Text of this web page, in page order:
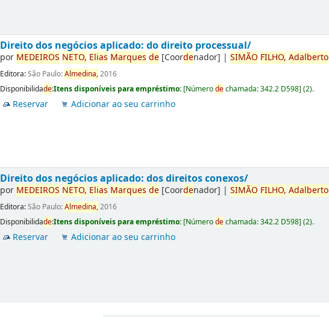
Direito dos negócios aplicado: do direito processual/
por MEDEIROS NETO, Elias Marques de [Coordenador] |SIMÃO FILHO, Adalberto
Editora:São Paulo:Almedina,2016
Disponibilidade:Itens disponíveis para empréstimo: [Númerodechamada:342.2 D598](2).
Reservar Adicionar ao seu carrinho
Direito dos negócios aplicado: dos direitos conexos/
por MEDEIROS NETO, Elias Marques de [Coordenador] |SIMÃO FILHO, Adalberto
Editora:São Paulo:Almedina,2016
Disponibilidade:Itens disponíveis para empréstimo: [Númerodechamada:342.2 D598](2).
Reservar Adicionar ao seu carrinho